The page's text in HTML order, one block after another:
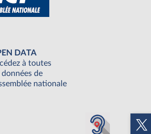
DATA
à toutes
données de
nationale